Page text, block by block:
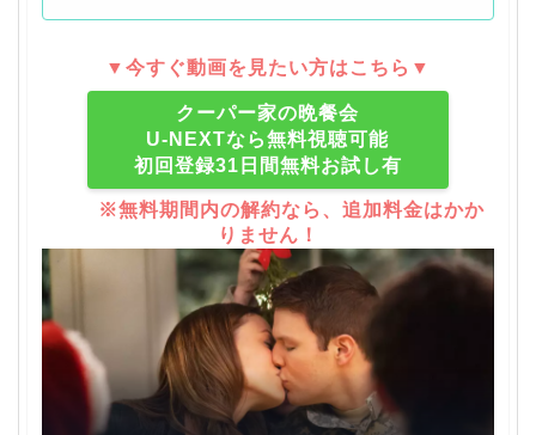
▼今すぐ動画を見たい方はこちら▼
クーパー家の晩餐会
U-NEXTなら無料視聴可能
初回登録31日間無料お試し有
※無料期間内の解約なら、追加料金はかか
りません！